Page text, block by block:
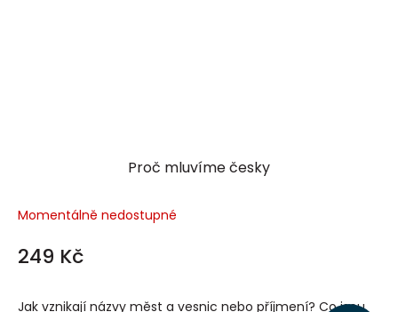
Proč mluvíme česky
Momentálně nedostupné
249 Kč
Jak vznikají názvy měst a vesnic nebo příjmení? Co jsou